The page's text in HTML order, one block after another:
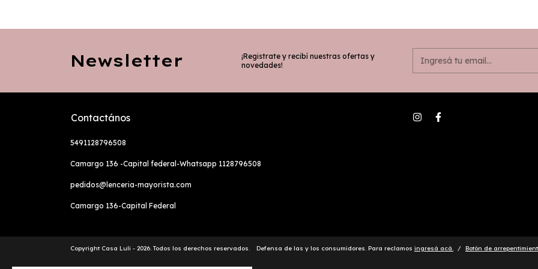
Newsletter
¡Registrate y recibí nuestras ofertas y
novedades!
Contactános
5491128796508
Camargo 136 -Capital federal-Whatsapp 1128796508
pedidos@lenceria-mayorista.com
Camargo 136-Capital Federal
Copyright Casa Luli - 2026. Todos los derechos reservados. Defensa de las y los consumidores. Para reclamos ingresá acá. / Botón de